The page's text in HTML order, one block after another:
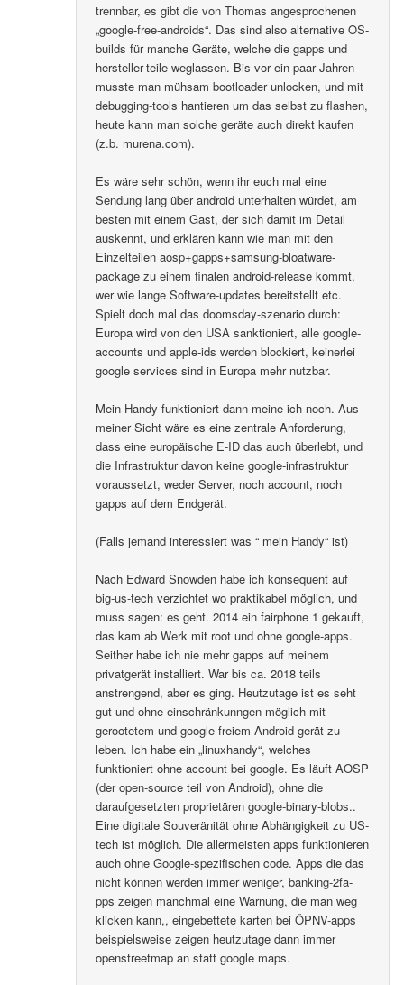
trennbar, es gibt die von Thomas angesprochenen
„google-free-androids“. Das sind also alternative OS-
builds für manche Geräte, welche die gapps und
hersteller-teile weglassen. Bis vor ein paar Jahren
musste man mühsam bootloader unlocken, und mit
debugging-tools hantieren um das selbst zu flashen,
heute kann man solche geräte auch direkt kaufen
(z.b. murena.com).
Es wäre sehr schön, wenn ihr euch mal eine
Sendung lang über android unterhalten würdet, am
besten mit einem Gast, der sich damit im Detail
auskennt, und erklären kann wie man mit den
Einzelteilen aosp+gapps+samsung-bloatware-
package zu einem finalen android-release kommt,
wer wie lange Software-updates bereitstellt etc.
Spielt doch mal das doomsday-szenario durch:
Europa wird von den USA sanktioniert, alle google-
accounts und apple-ids werden blockiert, keinerlei
google services sind in Europa mehr nutzbar.
Mein Handy funktioniert dann meine ich noch. Aus
meiner Sicht wäre es eine zentrale Anforderung,
dass eine europäische E-ID das auch überlebt, und
die Infrastruktur davon keine google-infrastruktur
voraussetzt, weder Server, noch account, noch
gapps auf dem Endgerät.
(Falls jemand interessiert was “ mein Handy“ ist)
Nach Edward Snowden habe ich konsequent auf
big-us-tech verzichtet wo praktikabel möglich, und
muss sagen: es geht. 2014 ein fairphone 1 gekauft,
das kam ab Werk mit root und ohne google-apps.
Seither habe ich nie mehr gapps auf meinem
privatgerät installiert. War bis ca. 2018 teils
anstrengend, aber es ging. Heutzutage ist es seht
gut und ohne einschränkunngen möglich mit
gerootetem und google-freiem Android-gerät zu
leben. Ich habe ein „linuxhandy“, welches
funktioniert ohne account bei google. Es läuft AOSP
(der open-source teil von Android), ohne die
daraufgesetzten proprietären google-binary-blobs..
Eine digitale Souveränität ohne Abhängigkeit zu US-
tech ist möglich. Die allermeisten apps funktionieren
auch ohne Google-spezifischen code. Apps die das
nicht können werden immer weniger, banking-2fa-
pps zeigen manchmal eine Warnung, die man weg
klicken kann,, eingebettete karten bei ÖPNV-apps
beispielsweise zeigen heutzutage dann immer
openstreetmap an statt google maps.